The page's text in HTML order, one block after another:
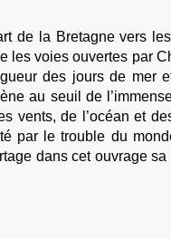
de la Bretagne vers
les voies ouvertes par
des jours de mer
au seuil de
vents, de l’océan et
par le trouble du
dans cet ouvrage sa